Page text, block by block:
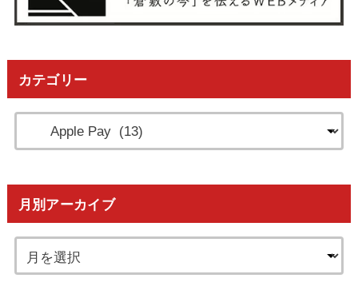
カテゴリー
月別アーカイブ